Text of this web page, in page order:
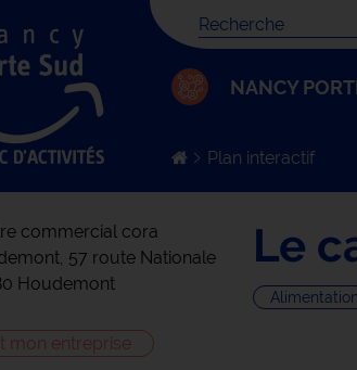
Votre recherche
NANCY
Plan interactif
Le
Alimentation
commercial cora
57 route Nationale
Houdemont
mon entreprise